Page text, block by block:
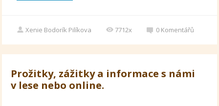
Xenie Bodorík Pilíkova 7712x 0 Komentářů
Prožitky, zážitky a informace s námi
v lese nebo online.